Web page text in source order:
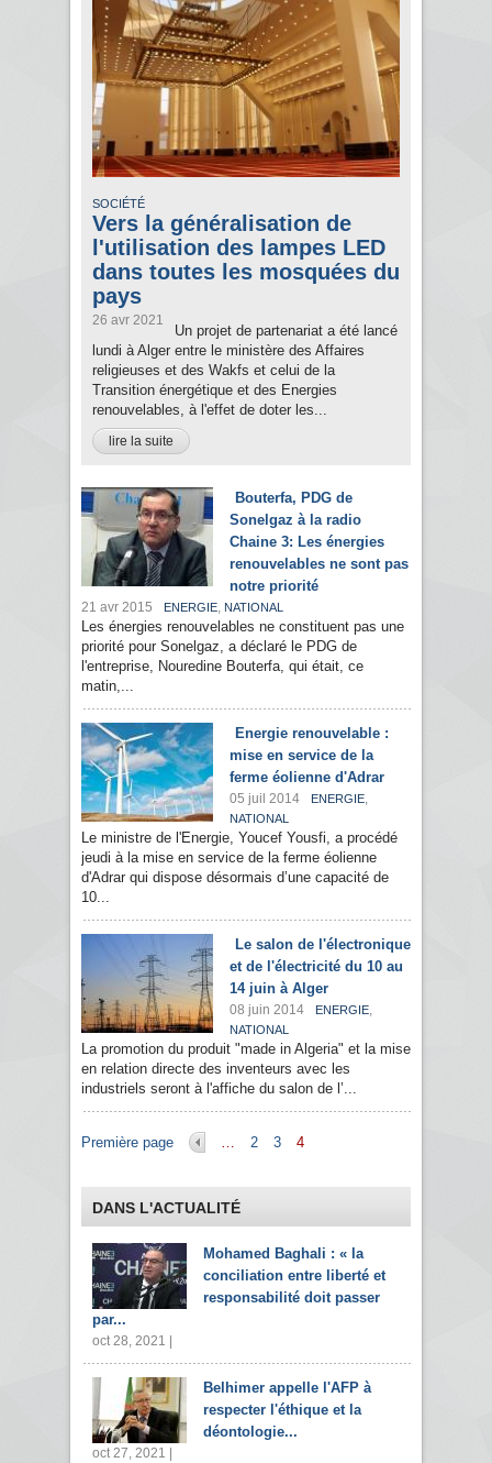
SOCIÉTÉ
Vers la généralisation de
l'utilisation des lampes LED
dans toutes les mosquées du
pays
26 avr 2021
Un projet de partenariat a été lancé
lundi à Alger entre le ministère des Affaires
religieuses et des Wakfs et celui de la
Transition énergétique et des Energies
renouvelables, à l'effet de doter les...
lire la suite
Bouterfa, PDG de
Sonelgaz à la radio
Chaine 3: Les énergies
renouvelables ne sont pas
notre priorité
21 avr 2015 ENERGIE, NATIONAL
Les énergies renouvelables ne constituent pas une
priorité pour Sonelgaz, a déclaré le PDG de
l'entreprise, Nouredine Bouterfa, qui était, ce
matin,...
Energie renouvelable :
mise en service de la
ferme éolienne d'Adrar
05 juil 2014 ENERGIE,
NATIONAL
Le ministre de l'Energie, Youcef Yousfi, a procédé
jeudi à la mise en service de la ferme éolienne
d'Adrar qui dispose désormais d’une capacité de
10...
Le salon de l'électronique
et de l'électricité du 10 au
14 juin à Alger
08 juin 2014 ENERGIE,
NATIONAL
La promotion du produit "made in Algeria" et la mise
en relation directe des inventeurs avec les
industriels seront à l'affiche du salon de l’...
Pages
Première page … 2 3 4
DANS L'ACTUALITÉ
Mohamed Baghali : « la
conciliation entre liberté et
responsabilité doit passer
par...
oct 28, 2021 |
Belhimer appelle l'AFP à
respecter l'éthique et la
déontologie...
oct 27, 2021 |